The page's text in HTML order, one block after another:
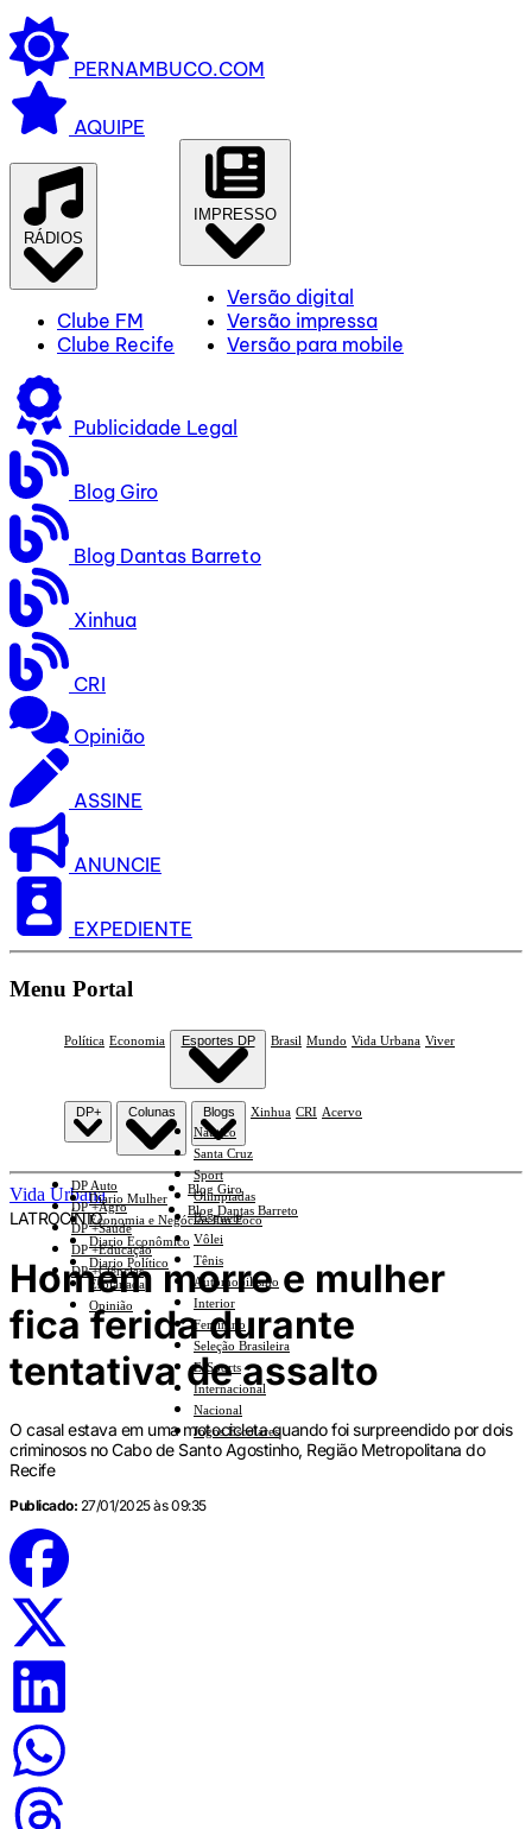
PERNAMBUCO.COM
AQUIPE
RÁDIOS
Clube FM
Clube Recife
IMPRESSO
Versão digital
Versão impressa
Versão para mobile
Publicidade Legal
Blog Giro
Blog Dantas Barreto
Xinhua
CRI
Opinião
ASSINE
ANUNCIE
EXPEDIENTE
Menu Portal
Política Economia Esportes DP
Náutico
Santa Cruz
Sport
Olimpíadas
Basquete
Vôlei
Tênis
Automobilismo
Interior
Feminino
Seleção Brasileira
E-Sports
Internacional
Nacional
Jogos Escolares
Brasil Mundo Vida Urbana Viver
DP+
DP Auto
DP +Agro
DP +Saúde
DP +Educação
DP +Ciências
Colunas
Diario Mulher
Economia e Negócios Em Foco
Diario Econômico
Diario Político
Esplanada
Opinião
Blogs
Blog Giro
Blog Dantas Barreto
Xinhua CRI Acervo
Vida Urbana
LATROCÍNIO
Homem morre e mulher
fica ferida durante
tentativa de assalto
O casal estava em uma motocicleta quando foi surpreendido por dois
criminosos no Cabo de Santo Agostinho, Região Metropolitana do
Recife
Publicado: 27/01/2025 às 09:35